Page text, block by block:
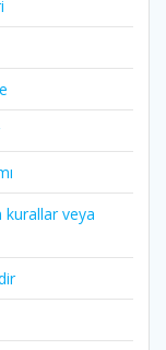
kurallar veya